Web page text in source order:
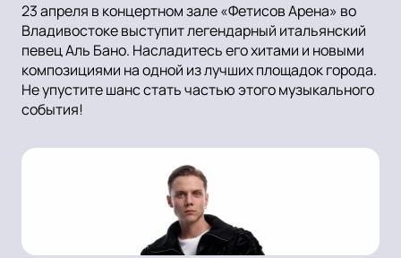
23 апреля в концертном зале «Фетисов Арена» во
Владивостоке выступит легендарный итальянский
певец Аль Бано. Насладитесь его хитами и новыми
композициями на одной из лучших площадок города.
Не упустите шанс стать частью этого музыкального
события!